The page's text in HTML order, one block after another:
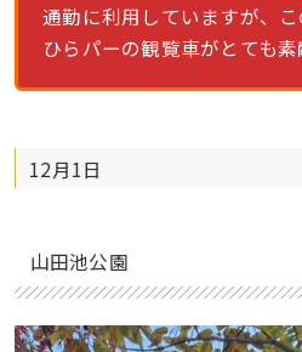
通勤に利用していますが、
ひらパーの観覧車がとても素
12月1日
山田池公園